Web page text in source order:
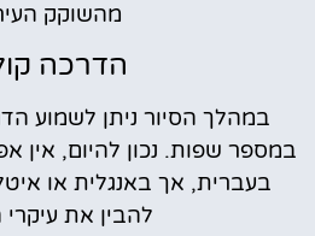
מהשוקק
הדרכה
במהלך הסיור ניתן לשמוע
במספר שפות. נכון להיום, אין
בעברית, אך באנגלית או
להבין את